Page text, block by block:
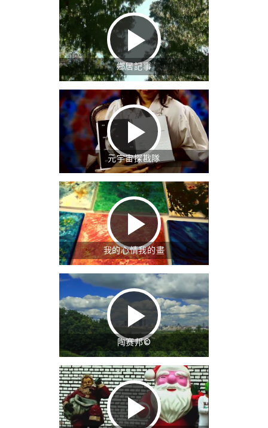
鄉居記事
元宇宙探戡隊
我的心情我的畫
陶赛邦©